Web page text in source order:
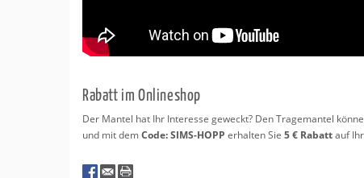
Ra­batt im On­line­shop
Der Man­tel hat Ihr In­ter­es­se ge­weckt? Den Tra­ge­man­tel
und mit demCode: SIMS-HOPP er­hal­ten Sie 5 € Ra­battauf